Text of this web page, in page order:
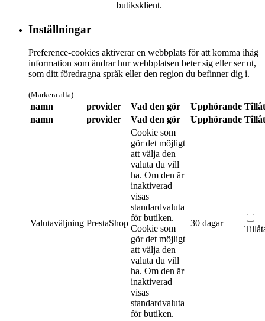
butiksklient.
Inställningar
Preference-cookies aktiverar en webbplats för att komma ihåg
information som ändrar hur webbplatsen beter sig eller ser ut,
som ditt föredragna språk eller den region du befinner dig i.
(Markera alla)
namn provider Vad den gör Upphörande
namn
provider Vad den gör Upphörande
Valutaväljning PrestaShop
Cookie som
gör det möjligt
att välja den
valuta du vill
ha. Om den är
inaktiverad
visas
standardvaluta
för butiken.
Cookie som
gör det möjligt
att välja den
valuta du vill
ha. Om den är
inaktiverad
visas
standardvaluta
för butiken.
30 dagar